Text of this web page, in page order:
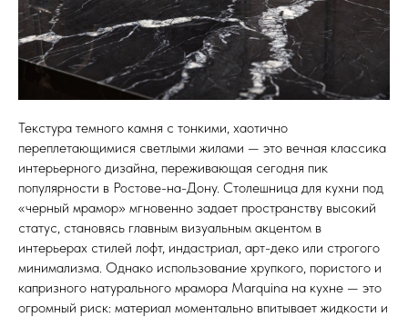
Кухонные фартуки
Стеновые панели из камня
Барные стойки
Мангальные зоны
Столешницы для барбекю
Кухонная техника
Подбор под столешницу
Разделочные доски
Аксессуары из камня
Текстура темного камня с тонкими, хаотично
переплетающимися светлыми жилами — это вечная классика
интерьерного дизайна, переживающая сегодня пик
популярности в Ростове-на-Дону. Столешница для кухни под
«черный мрамор» мгновенно задает пространству высокий
статус, становясь главным визуальным акцентом в
интерьерах стилей лофт, индастриал, арт-деко или строгого
минимализма. Однако использование хрупкого, пористого и
капризного натурального мрамора Marquina на кухне — это
огромный риск: материал моментально впитывает жидкости и